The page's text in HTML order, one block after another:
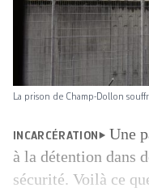
La prison de Champ-Dollon
INCARCÉRATION
Une
à la détention dans
sécurité. Voilà ce